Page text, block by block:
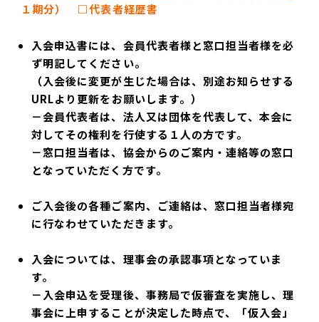
１期分） □代表者経歴書
入会申込書には、会員代表者様と窓口担当者様を必
ず明記してください。
（入会後に変更が生じた場合は、別途お知らせする
URLより更新をお願いします。）
－会員代表者は、法人又は団体を代表して、本会に
対してその権利を行使する１人の方です。
－窓口担当者は、協会からのご案内・連絡等の窓口
となっていただく方です。
ご入会後の各種ご案内、ご連絡は、窓口担当者様宛
に行なわせていただきます。
入会については、理事会の承認事項となっていま
す。
－入会申込を受理後、事務局で仮審査を実施し、理
事会に上申することが決定した時点で、「仮入会」